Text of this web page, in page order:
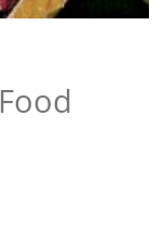
Food